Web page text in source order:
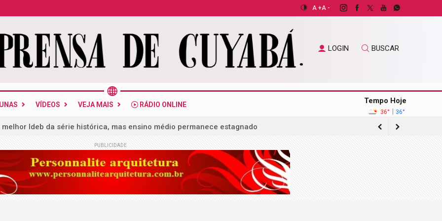
A +A -
LOGIN BUSCAR
VÍDEOS VEJA MAIS RÁDIO ONLINE Tempo Hoje
36° | 36°
Ideb da série histórica, mas ensino médio permanece estagnado
e desembargador: lista da PF tem 31 alvos
mais de 20 indícios para autorizar operação em investigação sobre acordo com operadora de
PUBLICIDADE